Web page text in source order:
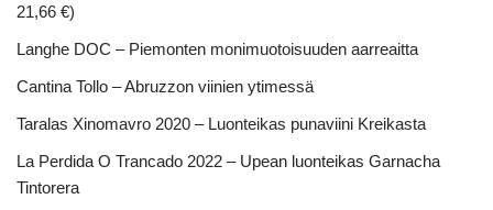
21,66 €)
Langhe DOC – Piemonten monimuotoisuuden aarreaitta
Cantina Tollo – Abruzzon viinien ytimessä
Taralas Xinomavro 2020 – Luonteikas punaviini Kreikasta
La Perdida O Trancado 2022 – Upean luonteikas Garnacha
Tintorera